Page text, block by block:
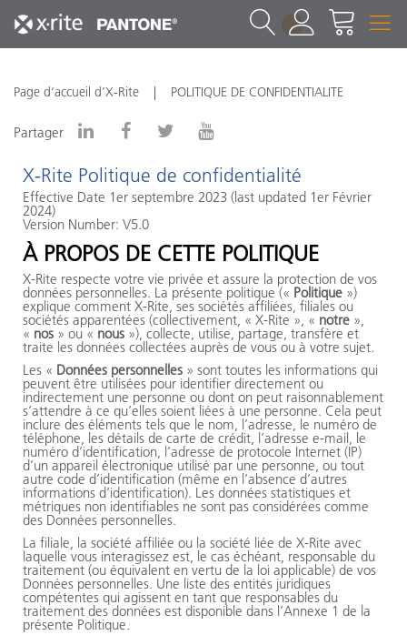
1
Page d’accueil d’X-Rite POLITIQUE DE CONFIDENTIALITE
Partager
X-Rite Politique de confidentialité
Effective Date 1er septembre 2023 (last updated 1er Février
2024)
Version Number: V5.0
À PROPOS DE CETTE POLITIQUE
X-Rite respecte votre vie privée et assure la protection de vos
données personnelles. La présente politique (« Politique »)
explique comment X-Rite, ses sociétés affiliées, filiales ou
sociétés apparentées (collectivement, « X-Rite », « notre »,
« nos » ou « nous »), collecte, utilise, partage, transfère et
traite les données collectées auprès de vous ou à votre sujet.
Les « Données personnelles » sont toutes les informations qui
peuvent être utilisées pour identifier directement ou
indirectement une personne ou dont on peut raisonnablement
s’attendre à ce qu’elles soient liées à une personne. Cela peut
inclure des éléments tels que le nom, l’adresse, le numéro de
téléphone, les détails de carte de crédit, l’adresse e-mail, le
numéro d’identification, l’adresse de protocole Internet (IP)
d’un appareil électronique utilisé par une personne, ou tout
autre code d’identification (même en l’absence d’autres
informations d’identification). Les données statistiques et
métriques non identifiables ne sont pas considérées comme
des Données personnelles.
La filiale, la société affiliée ou la société liée de X-Rite avec
laquelle vous interagissez est, le cas échéant, responsable du
traitement (ou équivalent en vertu de la loi applicable) de vos
Données personnelles. Une liste des entités juridiques
compétentes qui agissent en tant que responsables du
traitement des données est disponible dans l’Annexe 1 de la
présente Politique.